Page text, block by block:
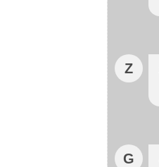
Z
G